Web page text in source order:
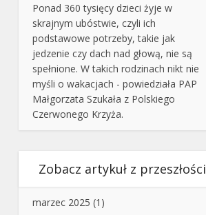
Ponad 360 tysięcy dzieci żyje w
skrajnym ubóstwie, czyli ich
podstawowe potrzeby, takie jak
jedzenie czy dach nad głową, nie są
spełnione. W takich rodzinach nikt nie
myśli o wakacjach - powiedziała PAP
Małgorzata Szukała z Polskiego
Czerwonego Krzyża.
Zobacz artykuł z przeszłości
marzec 2025 (1)